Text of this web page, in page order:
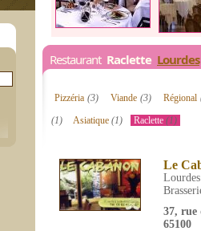
Restaurant Raclette Lourdes
Pizzéria(3) Viande(3) Régional
(1)
Asiatique(1) Raclette (1)
Le
Lourdes
37, rue
65100